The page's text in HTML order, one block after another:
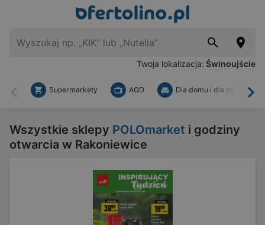
Twoja lokalizacja: Świnoujście
Wstecz
Supermarkety AGD Dla domu i dla ogrodu
Wszystkie sklepy POLOmarket i godziny
otwarcia w Rakoniewice